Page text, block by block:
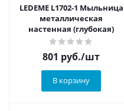
LEDEME L1702-1 Мыльница
металлическая
настенная (глубокая)
801 руб./шт
В корзину